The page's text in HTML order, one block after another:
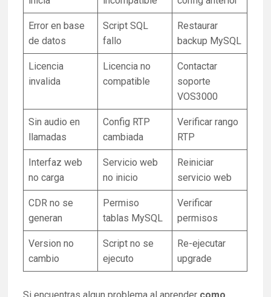
Error en base
de datos
Script SQL
fallo
Restaurar
backup MySQL
Licencia
invalida
Licencia no
compatible
Contactar
soporte
VOS3000
Sin audio en
llamadas
Config RTP
cambiada
Verificar rango
RTP
Interfaz web
no carga
Servicio web
no inicio
Reiniciar
servicio web
CDR no se
generan
Permiso
tablas MySQL
Verificar
permisos
Version no
cambio
Script no se
ejecuto
Re-ejecutar
upgrade